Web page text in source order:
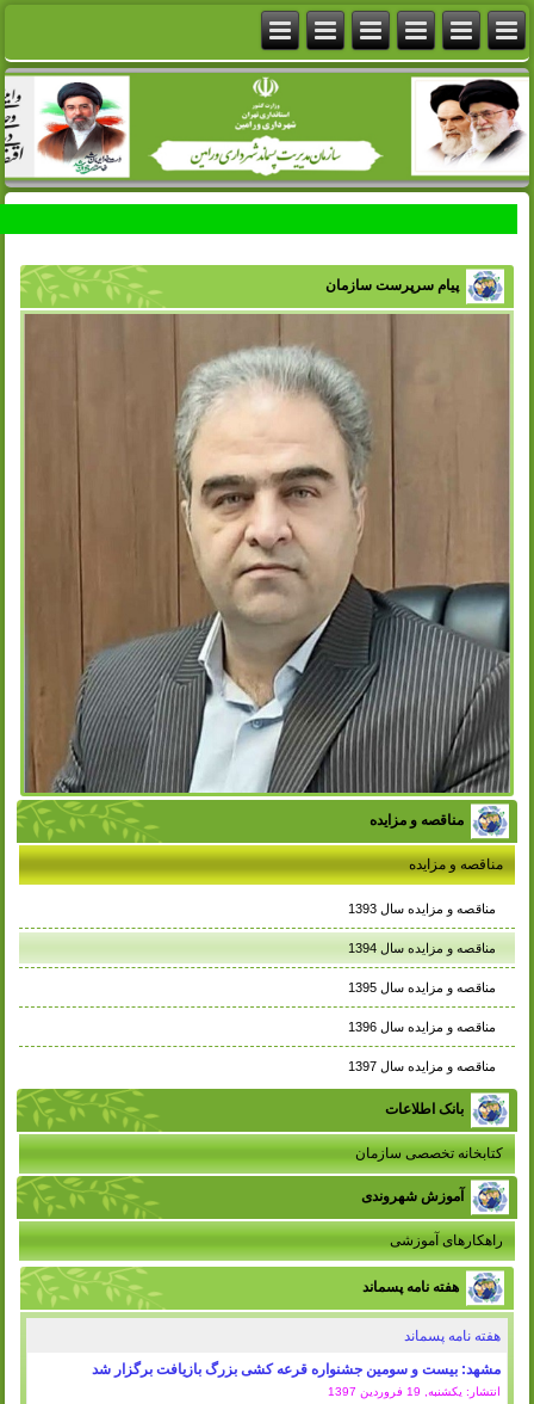
پیام سرپرست سازمان
مناقصه و مزایده
مناقصه و مزایده
مناقصه و مزایده سال 1393
مناقصه و مزایده سال 1394
مناقصه و مزایده سال 1395
مناقصه و مزایده سال 1396
مناقصه و مزایده سال 1397
بانک اطلاعات
کتابخانه تخصصی سازمان
آموزش شهروندی
راهکارهای آموزشی
هفته نامه پسماند
هفته نامه پسماند
شیراز:در هفتمین سال اجرای طرح از سبزه تا کمپوست صورت گرفت: جمع
آوری بیش از 18 تن سبزه شهروندان در شیراز